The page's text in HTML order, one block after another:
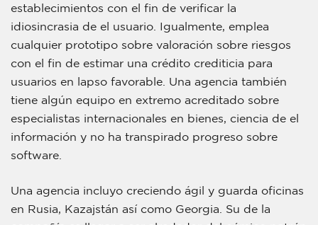
establecimientos con el fin de verificar la
idiosincrasia de el usuario. Igualmente, emplea
cualquier prototipo sobre valoración sobre riesgos
con el fin de estimar una crédito crediticia para
usuarios en lapso favorable. Una agencia también
tiene algún equipo en extremo acreditado sobre
especialistas internacionales en bienes, ciencia de el
información y no ha transpirado progreso sobre
software.
Una agencia incluyo creciendo ágil y guarda oficinas
en Rusia, Kazajstán así­ como Georgia. Su de la